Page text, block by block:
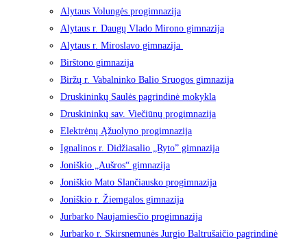
Alytaus Volungės progimnazija
Alytaus r. Daugų Vlado Mirono gimnazija
Alytaus r. Miroslavo gimnazija
Birštono gimnazija
Biržų r. Vabalninko Balio Sruogos gimnazija
Druskininkų Saulės pagrindinė mokykla
Druskininkų sav. Viečiūnų progimnazija
Elektrėnų Ąžuolyno progimnazija
Ignalinos r. Didžiasalio „Ryto” gimnazija
Joniškio „Aušros“ gimnazija
Joniškio Mato Slančiausko progimnazija
Joniškio r. Žiemgalos gimnazija
Jurbarko Naujamiesčio progimnazija
Jurbarko r. Skirsnemunės Jurgio Baltrušaičio pagrindinė